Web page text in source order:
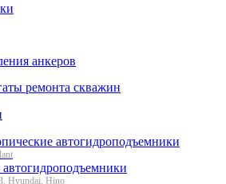
анкеров
ремонта скважин
автогидроподъемники
автогидроподъемники
Hyundai, Hino